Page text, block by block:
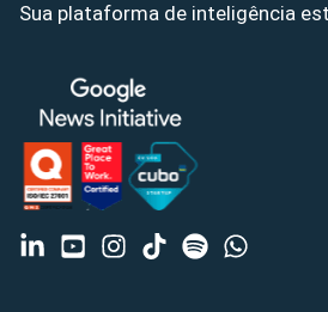
Sua plataforma de inteligência